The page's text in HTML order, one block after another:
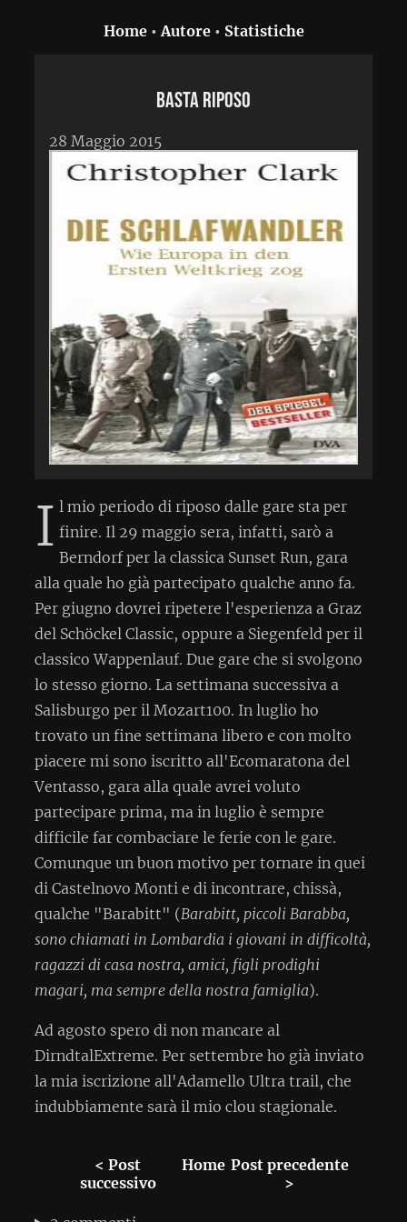
Home•Autore• Statistiche
Basta riposo
28 Maggio 2015
I l mio periodo di riposo dalle gare sta per
finire. Il 29 maggio sera, infatti, sarò a
Berndorf per la classica Sunset Run, gara
alla quale ho già partecipato qualche anno fa.
Per giugno dovrei ripetere l'esperienza a Graz
del Schöckel Classic, oppure a Siegenfeld per il
classico Wappenlauf. Due gare che si svolgono
lo stesso giorno. La settimana successiva a
Salisburgo per il Mozart100. In luglio ho
trovato un fine settimana libero e con molto
piacere mi sono iscritto all'Ecomaratona del
Ventasso, gara alla quale avrei voluto
partecipare prima, ma in luglio è sempre
difficile far combaciare le ferie con le gare.
Comunque un buon motivo per tornare in quei
di Castelnovo Monti e di incontrare, chissà,
qualche "Barabitt" (Barabitt, piccoli Barabba,
sono chiamati in Lombardia i giovani in difficoltà,
ragazzi di casa nostra, amici, figli prodighi
magari, ma sempre della nostra famiglia).
Ad agosto spero di non mancare al
DirndtalExtreme. Per settembre ho già inviato
la mia iscrizione all'Adamello Ultra trail, che
indubbiamente sarà il mio clou stagionale.
< Post
successivo
Home Post precedente
>